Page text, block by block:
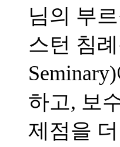
님의 부
스턴 침
하고, 보
제점을